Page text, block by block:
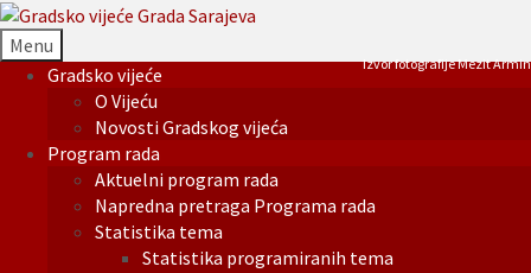
Menu
Gradsko vijeće
O Vijeću
Novosti Gradskog vijeća
Program rada
Aktuelni program rada
Napredna pretraga Programa rada
Statistika tema
Statistika programiranih tema
Izvor fotografije Mezit Armin